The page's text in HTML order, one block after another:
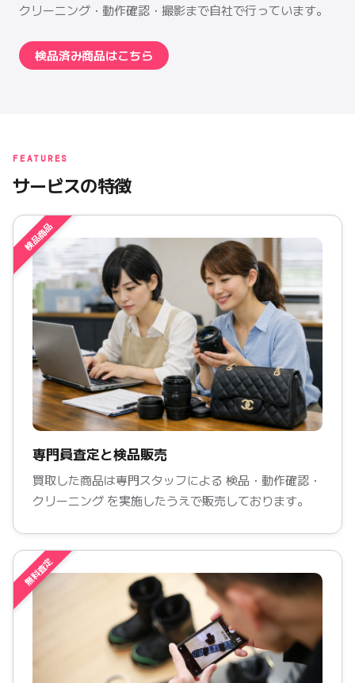
クリーニング・動作確認・撮影まで自社で行っています。
検品済み商品はこちら
FEATURES
サービスの特徴
検品商品
専門員査定と検品販売
買取した商品は専門スタッフによる 検品・動作確認・
クリーニング を実施したうえで販売しております。
無料査定